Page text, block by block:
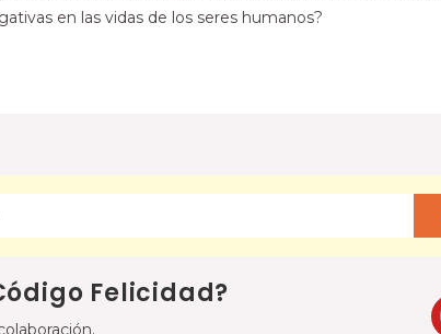
en las vidas de los seres humanos?
Felicidad?